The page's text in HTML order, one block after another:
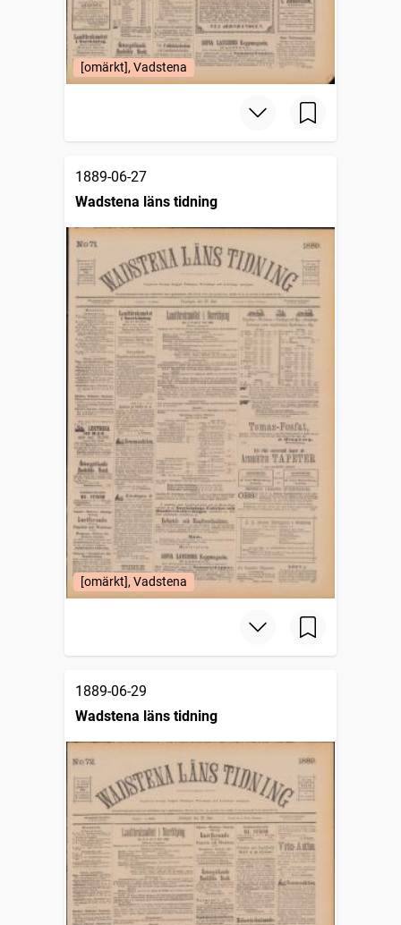
[omärkt], Vadstena
1889-06-27
Wadstena läns tidning
[omärkt], Vadstena
1889-06-29
Wadstena läns tidning